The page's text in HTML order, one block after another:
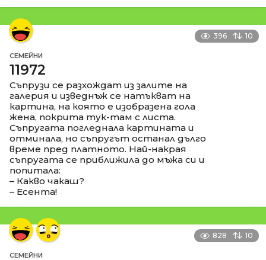
396 10
СЕМЕЙНИ
11972
Съпрузи се разхождат из залите на
галерия и изведнъж се натъкват на
картина, на която е изобразена гола
жена, покрита тук-там с листа.
Съпругата погледнала картината и
отминала, но съпругът останал дълго
време пред платното. Най-накрая
съпругата се приближила до мъжа си и
попитала:
– Какво чакаш?
– Есента!
828 10
СЕМЕЙНИ